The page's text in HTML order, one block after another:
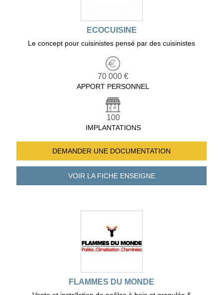
ECOCUISINE
Le concept pour cuisinistes pensé par des cuisinistes
70 000 €
APPORT PERSONNEL
100
IMPLANTATIONS
DEMANDER UNE DOCUMENTATION
VOIR LA FICHEENSEIGNE
FLAMMES DU MONDE